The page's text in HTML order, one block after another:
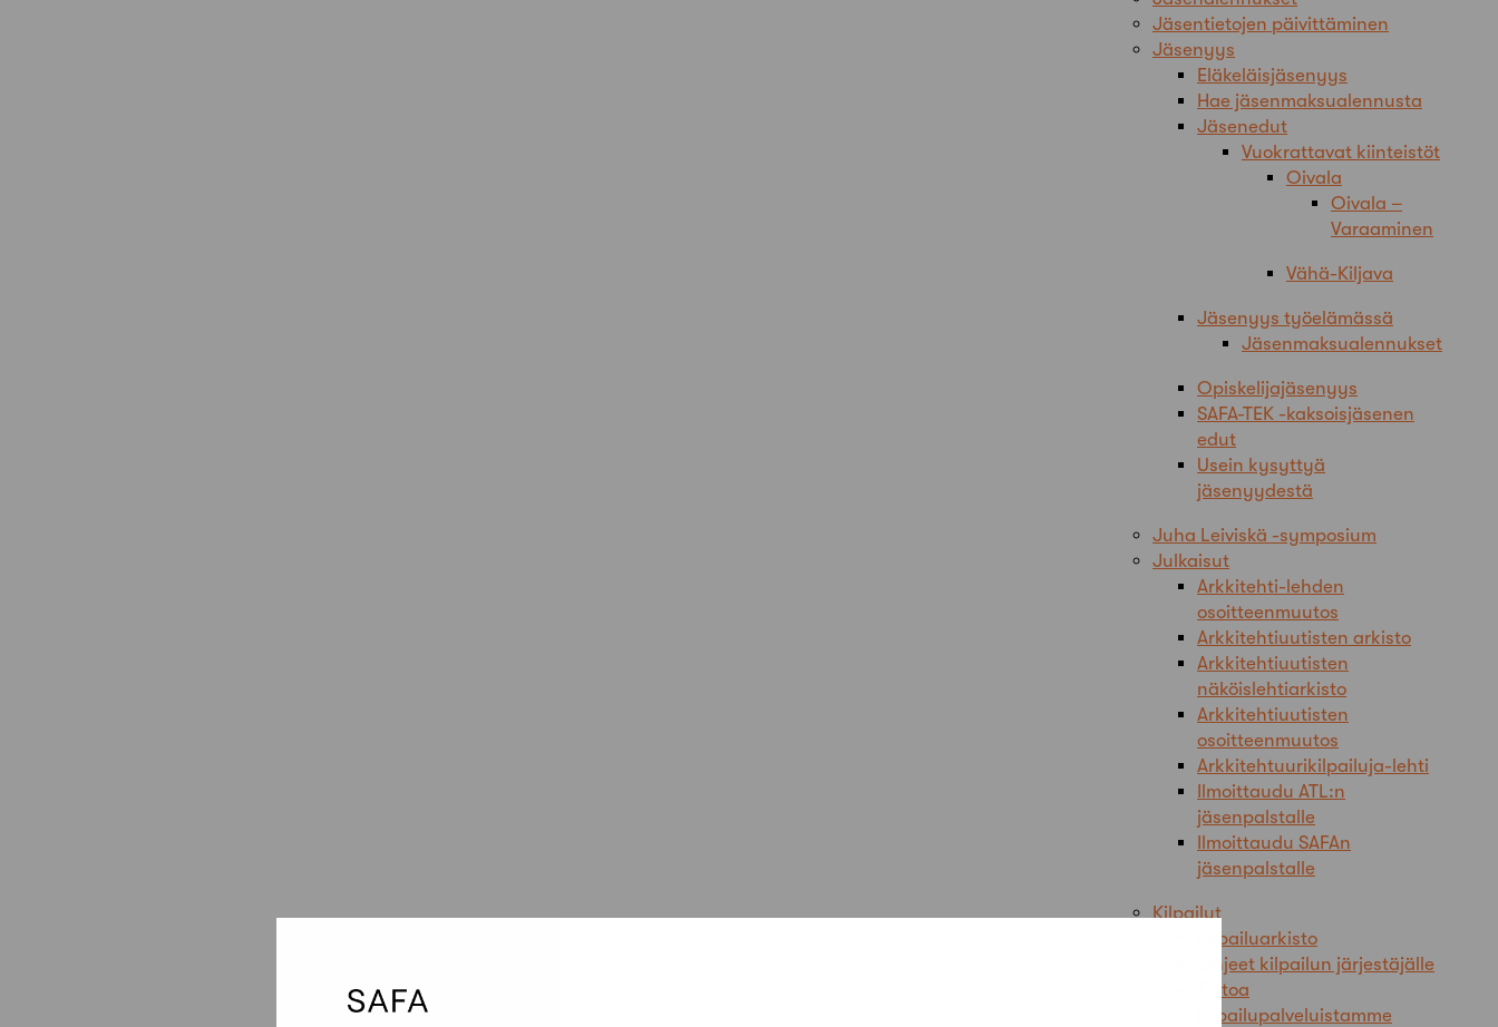
Jäsentietojen päivittäminen
Jäsenyys
Eläkeläisjäsenyys
Hae jäsenmaksualennusta
Jäsenedut
Vuokrattavat kiinteistöt
Oivala
Oivala –
Varaaminen
Vähä-Kiljava
Jäsenyys työelämässä
Jäsenmaksualennukset
Opiskelijajäsenyys
SAFA-TEK -kaksoisjäsenen
edut
Usein kysyttyä
jäsenyydestä
Juha Leiviskä -symposium
Julkaisut
Arkkitehti-lehden
osoitteenmuutos
Arkkitehtiuutisten arkisto
Arkkitehtiuutisten
näköislehtiarkisto
Arkkitehtiuutisten
osoitteenmuutos
Arkkitehtuurikilpailuja-lehti
Ilmoittaudu ATL:n
jäsenpalstalle
Ilmoittaudu SAFAn
jäsenpalstalle
Kilpailut
Kilpailuarkisto
Ohjeet kilpailun järjestäjälle
Tietoa
kilpailupalveluistamme